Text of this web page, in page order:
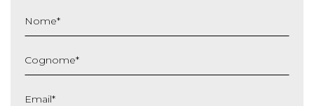
Nome*
Cognome*
Email*